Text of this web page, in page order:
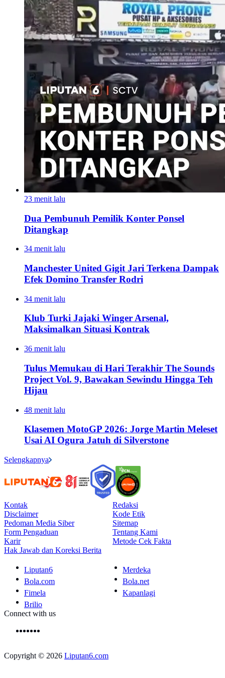
23 menit lalu
Dua Pembunuh Pemilik Konter Ponsel
Ditangkap
34 menit lalu
Manchester United Gigit Jari Terkena Dampak
Efek Domino Transfer Rodri
34 menit lalu
Klub Turki Jajaki Winger Arsenal,
Maksimalkan Situasi Kontrak
36 menit lalu
Tulus Memukau di Hari Terakhir The Sounds
Project Vol. 9, Bawakan Sewindu Hingga Teh
Hijau
48 menit lalu
Klasemen MotoGP 2026: Jorge Martin Meleset
Usai AI Ogura Jatuh di Silverstone
Selengkapnya
Kontak
Redaksi
Disclaimer
Kode Etik
Pedoman Media Siber
Sitemap
Form Pengaduan
Tentang Kami
Karir
Metode Cek Fakta
Hak Jawab dan Koreksi Berita
Liputan6
Merdeka
Bola.com
Bola.net
Fimela
Kapanlagi
Brilio
Connect with us
Copyright © 2026 Liputan6.com